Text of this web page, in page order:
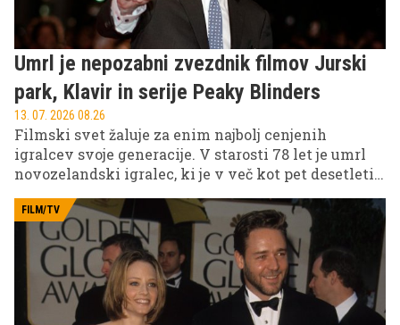
Umrl je nepozabni zvezdnik filmov Jurski
park, Klavir in serije Peaky Blinders
13. 07. 2026 08.26
Filmski svet žaluje za enim najbolj cenjenih
igralcev svoje generacije. V starosti 78 let je umrl
novozelandski igralec, ki je v več kot pet desetletij
postal ena najbolj prepoznavnih osebnosti svetovne
kinematografije.
FILM/TV